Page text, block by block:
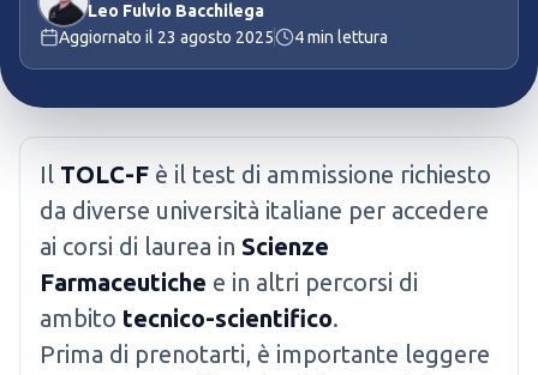
Leo Fulvio Bacchilega
Aggiornato il 23 agosto 2025 4min lettura
Il TOLC-F è il test di ammissione richiesto
da diverse università italiane per accedere
ai corsi di laurea in Scienze
Farmaceutiche e in altri percorsi di
ambito tecnico-scientifico.
Prima di prenotarti, è importante leggere